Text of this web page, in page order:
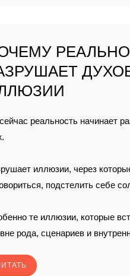
реальность начинает
иллюзии, через
подстелить себе
те иллюзии, которые
рода, сценариев и